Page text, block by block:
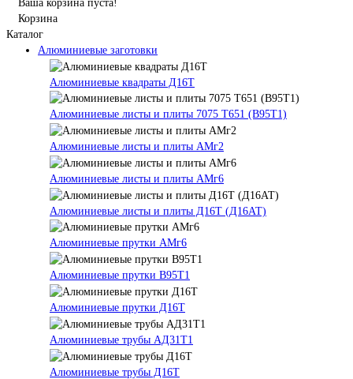
Ваша корзина пуста!
Корзина
Каталог
Алюминиевые заготовки
Алюминиевые квадраты Д16Т
Алюминиевые листы и плиты 7075 Т651 (В95Т1)
Алюминиевые листы и плиты АМг2
Алюминиевые листы и плиты АМг6
Алюминиевые листы и плиты Д16Т (Д16АТ)
Алюминиевые прутки АМг6
Алюминиевые прутки В95Т1
Алюминиевые прутки Д16Т
Алюминиевые трубы АД31Т1
Алюминиевые трубы Д16Т